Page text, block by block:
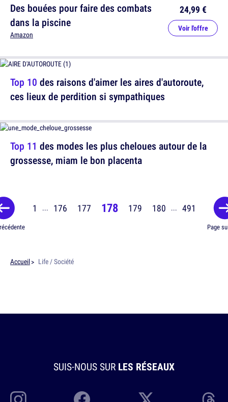
Des bouées pour faire des combats
dans la piscine
Amazon
24,99 €
Voir l'offre
Top 10 des raisons d'aimer les aires d'autoroute,
ces lieux de perdition si sympathiques
Top 11 des modes les plus cheloues autour de la
grossesse, miam le bon placenta
1 ... 176 177 178 179 180 ... 491
Page
Accueil Life / Société
SUIS-NOUS SUR LES RÉSEAUX